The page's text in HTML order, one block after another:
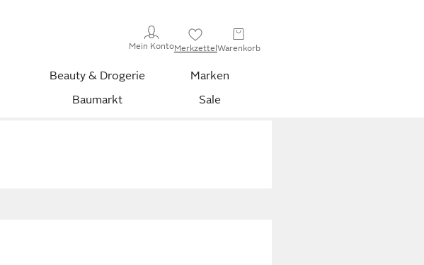
Mein KontoMerkzettelWarenkorb
Beauty & Drogerie
Marken
Baumarkt Sale